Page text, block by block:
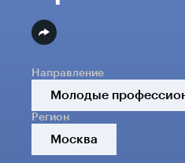
Направление
Молодые
Регион
Москва